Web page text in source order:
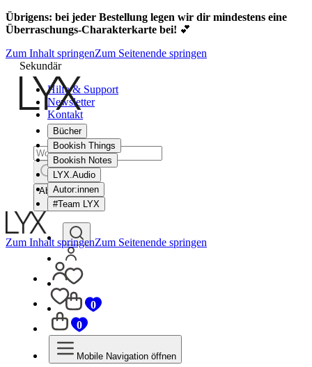
Übrigens: bei jeder Bestellung legen wir dir mindestens eine
Überraschungs-Charakterkarte bei! 💕
Zum Inhalt springenZum Seitenende springen
Sekundär
Hilfe & Support
Newsletter
Kontakt
Bücher
Bookish Things
Bookish Notes
LYX.Audio
Autor:innen
#Team LYX
0
Abbrechen
Zum Inhalt springenZum Seitenende springen
0
Mobile Navigation öffnen